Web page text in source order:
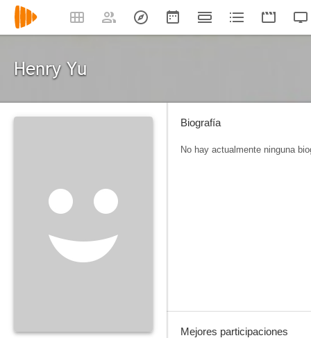
Henry Yu
Biografía
No hay actualmente ninguna
Mejores participaciones